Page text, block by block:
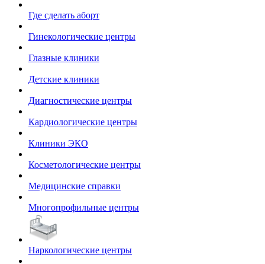
Где сделать аборт
Гинекологические центры
Глазные клиники
Детские клиники
Диагностические центры
Кардиологические центры
Клиники ЭКО
Косметологические центры
Медицинские справки
Многопрофильные центры
Наркологические центры